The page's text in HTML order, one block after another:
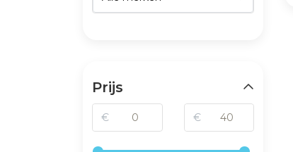
Prijs
€ €